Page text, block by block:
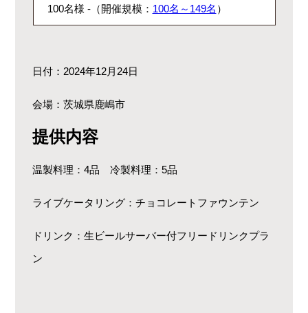
100名様 -（開催規模： 100名～149名 ）
日付：2024年12月24日
会場：茨城県鹿嶋市
提供内容
温製料理：4品 冷製料理：5品
ライブケータリング：チョコレートファウンテン
ドリンク：生ビールサーバー付フリードリンクプラ
ン